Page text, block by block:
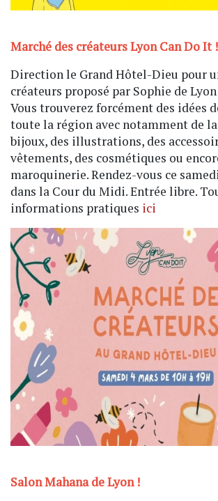
Marché des créateurs Lyon Can Do It !
Direction le Grand Hôtel-Dieu pour
créateurs proposé par Sophie de
Vous trouverez forcément des idées
toute la région avec notamment de la
bijoux, des illustrations, des
vêtements, des cosmétiques ou
maroquinerie. Rendez-vous ce
dans la Cour du Midi. Entrée libre.
informations pratiques ici
Salon Mahana de Lyon !